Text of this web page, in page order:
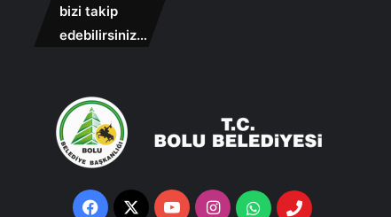
bizi takip
edebilirsiniz…
Facebook
X YouTubeInstagramWhatsappTelefon